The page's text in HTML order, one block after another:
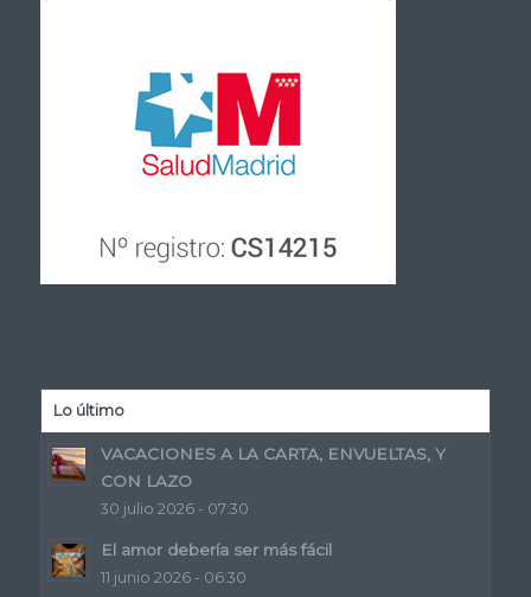
Lo último
VACACIONES A LA CARTA, ENVUELTAS, Y
CON LAZO
30 julio 2026 - 07:30
El amor debería ser más fácil
11 junio 2026 - 06:30